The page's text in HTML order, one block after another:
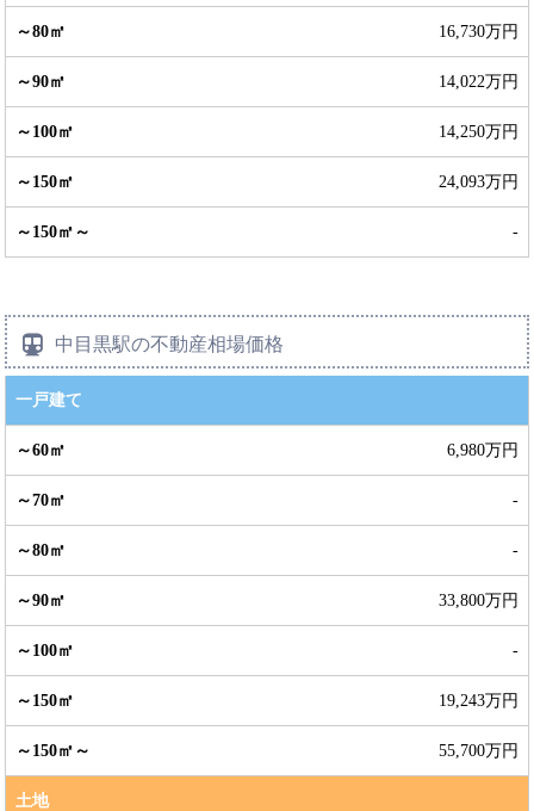
16,730万円
14,022万円
14,250万円
24,093万円
-
中目黒駅の不動産相場価格
一戸建て
6,980万円
-
-
33,800万円
-
19,243万円
55,700万円
土地